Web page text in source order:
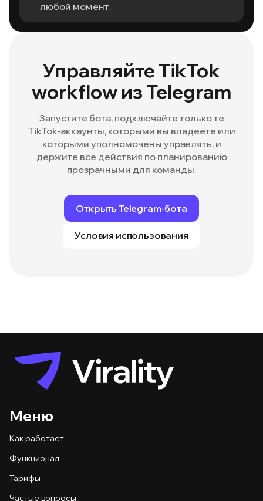
любой момент.
Управляйте TikTok
workflow из Telegram
Запустите бота, подключайте только те
TikTok-аккаунты, которыми вы владеете или
которыми уполномочены управлять, и
держите все действия по планированию
прозрачными для команды.
Открыть Telegram-бота
Условия использования
Меню
Как работает
Функционал
Тарифы
Частые вопросы